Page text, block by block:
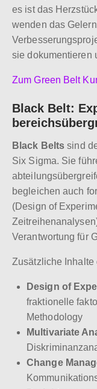
es ist das
wenden das
sie dokumentieren
Zum Green Belt
Black Belt:
Black Belts sind
Six Sigma. Sie
begleichen auch
(Design of
Verantwortung für
Zusätzliche Inhalte
Design of
fraktionelle
Methodology
Multivariate
Change